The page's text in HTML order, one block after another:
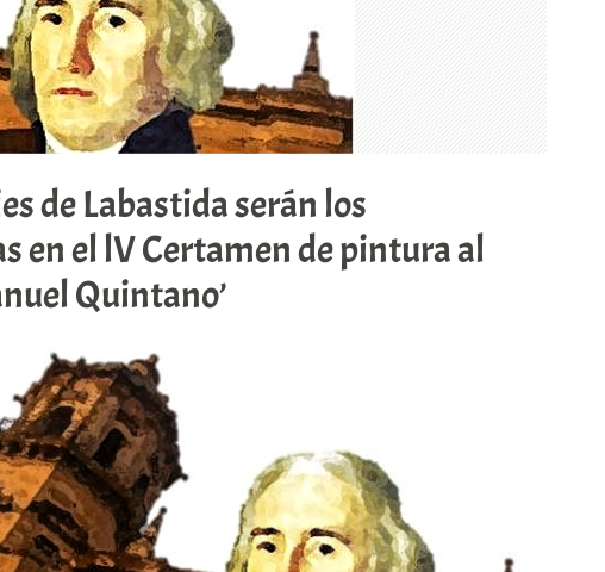
de Labastida serán los
en el lV Certamen de pintura al
Quintano’